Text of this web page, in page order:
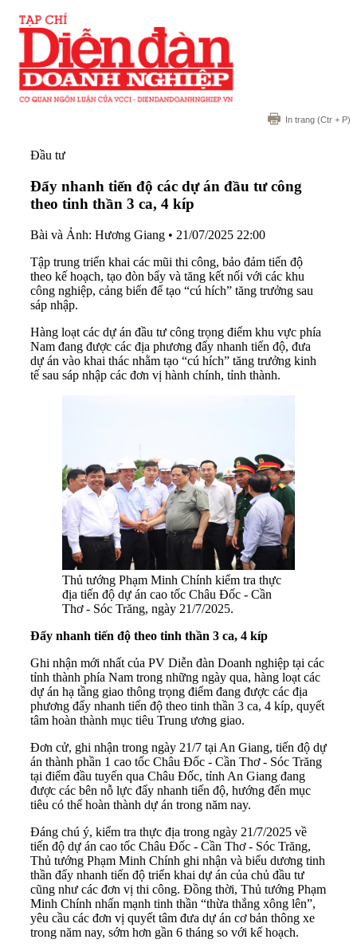
In trang (Ctr + P)
Đầu tư
Đẩy nhanh tiến độ các dự án đầu tư công
theo tinh thần 3 ca, 4 kíp
Bài và Ảnh: Hương Giang • 21/07/2025 22:00
Tập trung triển khai các mũi thi công, bảo đảm tiến độ
theo kế hoạch, tạo đòn bẩy và tăng kết nối với các khu
công nghiệp, cảng biển để tạo “cú hích” tăng trưởng sau
sáp nhập.
Hàng loạt các dự án đầu tư công trọng điểm khu vực phía
Nam đang được các địa phương đẩy nhanh tiến độ, đưa
dự án vào khai thác nhằm tạo “cú hích” tăng trưởng kinh
tế sau sáp nhập các đơn vị hành chính, tỉnh thành.
Thủ tướng Phạm Minh Chính kiểm tra thực
địa tiến độ dự án cao tốc Châu Đốc - Cần
Thơ - Sóc Trăng, ngày 21/7/2025.
Đẩy nhanh tiến độ theo tinh thần 3 ca, 4 kíp
Ghi nhận mới nhất của PV Diễn đàn Doanh nghiệp tại các
tỉnh thành phía Nam trong những ngày qua, hàng loạt các
dự án hạ tầng giao thông trọng điểm đang được các địa
phương đẩy nhanh tiến độ theo tinh thần 3 ca, 4 kíp, quyết
tâm hoàn thành mục tiêu Trung ương giao.
Đơn cử, ghi nhận trong ngày 21/7 tại An Giang, tiến độ dự
án thành phần 1 cao tốc Châu Đốc - Cần Thơ - Sóc Trăng
tại điểm đầu tuyến qua Châu Đốc, tỉnh An Giang đang
được các bên nỗ lực đẩy nhanh tiến độ, hướng đến mục
tiêu có thể hoàn thành dự án trong năm nay.
Đáng chú ý, kiểm tra thực địa trong ngày 21/7/2025 về
tiến độ dự án cao tốc Châu Đốc - Cần Thơ - Sóc Trăng,
Thủ tướng Phạm Minh Chính ghi nhận và biểu dương tinh
thần đẩy nhanh tiến độ triển khai dự án của chủ đầu tư
cũng như các đơn vị thi công. Đồng thời, Thủ tướng Phạm
Minh Chính nhấn mạnh tinh thần “thừa thắng xông lên”,
yêu cầu các đơn vị quyết tâm đưa dự án cơ bản thông xe
trong năm nay, sớm hơn gần 6 tháng so với kế hoạch.